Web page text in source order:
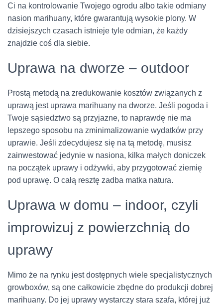
Ci na kontrolowanie Twojego ogrodu albo takie odmiany
nasion marihuany, które gwarantują wysokie plony. W
dzisiejszych czasach istnieje tyle odmian, że każdy
znajdzie coś dla siebie.
Uprawa na dworze – outdoor
Prostą metodą na zredukowanie kosztów związanych z
uprawą jest uprawa marihuany na dworze. Jeśli pogoda i
Twoje sąsiedztwo są przyjazne, to naprawdę nie ma
lepszego sposobu na zminimalizowanie wydatków przy
uprawie. Jeśli zdecydujesz się na tą metodę, musisz
zainwestować jedynie w nasiona, kilka małych doniczek
na początek uprawy i odżywki, aby przygotować ziemię
pod uprawę. O całą resztę zadba matka natura.
Uprawa w domu – indoor, czyli
improwizuj z powierzchnią do
uprawy
Mimo że na rynku jest dostępnych wiele specjalistycznych
growboxów, są one całkowicie zbędne do produkcji dobrej
marihuany. Do jej uprawy wystarczy stara szafa, której już